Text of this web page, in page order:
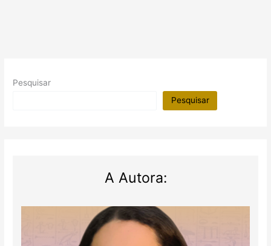
funerário
Pesquisar
Pesquisar
A Autora: